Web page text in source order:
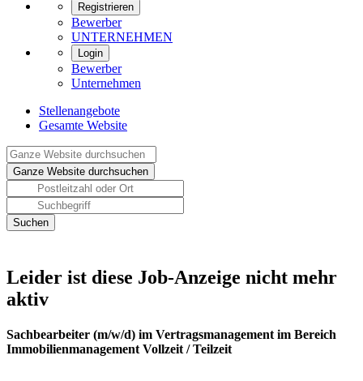
Registrieren
Bewerber
UNTERNEHMEN
Login
Bewerber
Unternehmen
Stellenangebote
Gesamte Website
Leider ist diese Job-Anzeige nicht mehr
aktiv
Sachbearbeiter (m/w/d) im Vertragsmanagement im Bereich
Immobilienmanagement Vollzeit / Teilzeit